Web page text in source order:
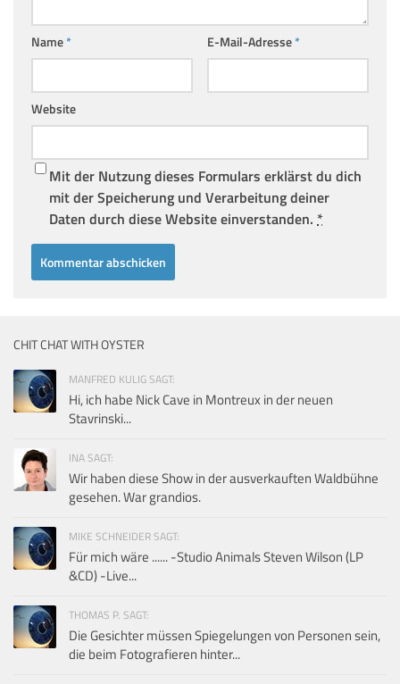
Name* E-Mail-Adresse*
Website
Mit der Nutzung dieses Formulars erklärst du dich
mit der Speicherung und Verarbeitung deiner
Daten durch diese Website einverstanden. *
CHIT CHAT WITH OYSTER
MANFRED KULIG SAGT:
Hi, ich habe Nick Cave in Montreux in der neuen
Stavrinski...
INA SAGT:
Wir haben diese Show in der ausverkauften Waldbühne
gesehen. War grandios.
MIKE SCHNEIDER SAGT:
Für mich wäre ...... -Studio Animals Steven Wilson (LP
&CD) -Live...
THOMAS P. SAGT:
Die Gesichter müssen Spiegelungen von Personen sein,
die beim Fotografieren hinter...